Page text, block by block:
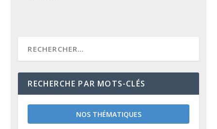
RECHERCHE PAR MOTS-CLÉS
NOS THÉMATIQUES